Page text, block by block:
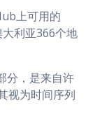
上可用的
利亚366个地
分，是来自许
视为时间序列